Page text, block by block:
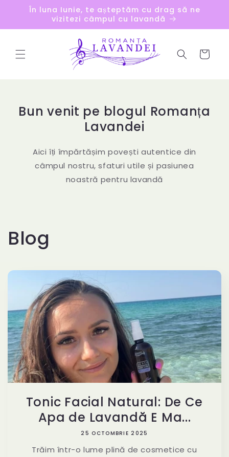
Salt la
conținut
În luna Iunie, te așteptăm cu drag să ne
vizitezi câmpul cu lavandă
Coș
Bun venit pe blogul Romanța
Lavandei
Aici îți împărtășim povești autentice din
câmpul nostru, sfaturi utile și pasiunea
noastră pentru lavandă
Blog
Tonic Facial Natural: De Ce
Apa de Lavandă E Ma...
25 OCTOMBRIE 2025
Trăim într-o lume plină de cosmetice cu